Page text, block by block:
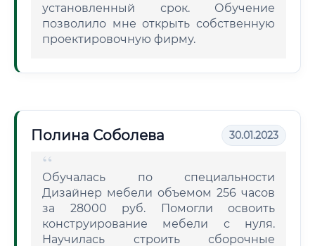
установленный срок. Обучение
позволило мне открыть собственную
проектировочную фирму.
Полина Соболева 30.01.2023
Обучалась по специальности
Дизайнер мебели объемом 256 часов
за 28000 руб. Помогли освоить
конструирование мебели с нуля.
Научилась строить сборочные